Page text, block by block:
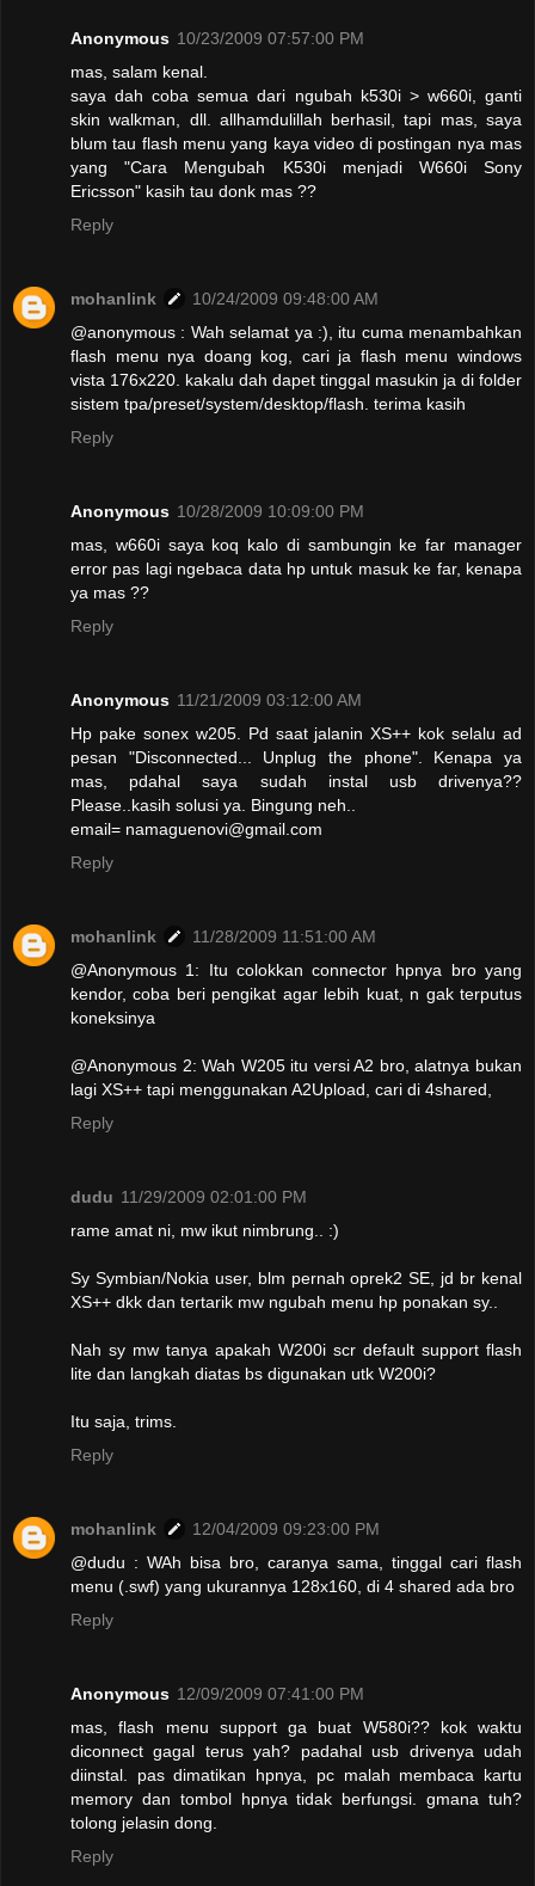
Anonymous 10/23/2009 07:57:00 PM
mas, salam kenal.
saya dah coba semua dari ngubah k530i > w660i, ganti
skin walkman, dll. allhamdulillah berhasil, tapi mas, saya
blum tau flash menu yang kaya video di postingan nya mas
yang "Cara Mengubah K530i menjadi W660i Sony
Ericsson" kasih tau donk mas ??
Reply
mohanlink
10/24/2009 09:48:00 AM
@anonymous : Wah selamat ya :), itu cuma menambahkan
flash menu nya doang kog, cari ja flash menu windows
vista 176x220. kakalu dah dapet tinggal masukin ja di folder
sistem tpa/preset/system/desktop/flash. terima kasih
Reply
Anonymous 10/28/2009 10:09:00 PM
mas, w660i saya koq kalo di sambungin ke far manager
error pas lagi ngebaca data hp untuk masuk ke far, kenapa
ya mas ??
Reply
Anonymous 11/21/2009 03:12:00 AM
Hp pake sonex w205. Pd saat jalanin XS++ kok selalu ad
pesan "Disconnected... Unplug the phone". Kenapa ya
mas, pdahal saya sudah instal usb drivenya??
Please..kasih solusi ya. Bingung neh..
email= namaguenovi@gmail.com
Reply
mohanlink
11/28/2009 11:51:00 AM
@Anonymous 1: Itu colokkan connector hpnya bro yang
kendor, coba beri pengikat agar lebih kuat, n gak terputus
koneksinya
@Anonymous 2: Wah W205 itu versi A2 bro, alatnya bukan
lagi XS++ tapi menggunakan A2Upload, cari di 4shared,
Reply
dudu 11/29/2009 02:01:00 PM
rame amat ni, mw ikut nimbrung.. :)
Sy Symbian/Nokia user, blm pernah oprek2 SE, jd br kenal
XS++ dkk dan tertarik mw ngubah menu hp ponakan sy..
Nah sy mw tanya apakah W200i scr default support flash
lite dan langkah diatas bs digunakan utk W200i?
Itu saja, trims.
Reply
mohanlink
12/04/2009 09:23:00 PM
@dudu : WAh bisa bro, caranya sama, tinggal cari flash
menu (.swf) yang ukurannya 128x160, di 4 shared ada bro
Reply
Anonymous 12/09/2009 07:41:00 PM
mas, flash menu support ga buat W580i?? kok waktu
diconnect gagal terus yah? padahal usb drivenya udah
diinstal. pas dimatikan hpnya, pc malah membaca kartu
memory dan tombol hpnya tidak berfungsi. gmana tuh?
tolong jelasin dong.
Reply